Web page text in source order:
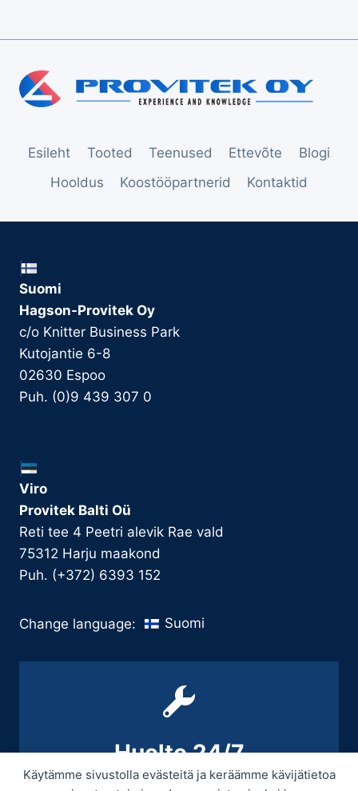
Käytämme sivustolla evästeitä ja keräämme kävijätietoa
Esileht Tooted Teenused Ettevõte
Blogi
Hooldus
Koostööpartnerid Kontaktid
Suomi
Hagson-Provitek Oy
c/o Knitter Business Park
Kutojantie 6-8
02630 Espoo
Puh. (0)9 439 307 0
Viro
Provitek Balti Oü
Reti tee 4 Peetri alevik Rae vald
75312 Harju maakond
Puh. (+372) 6393 152
Change language: Suomi
Huolto 24/7